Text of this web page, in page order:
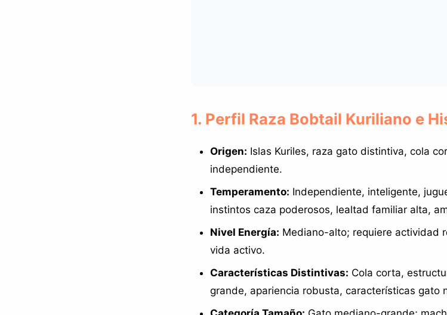
1. Perfil Raza Bobtail Kuriliano e
Origen: Islas Kuriles, raza gato distintiva, cola
independiente.
Temperamento: Independiente, inteligente,
instintos caza poderosos, lealtad familiar alta,
Nivel Energía: Mediano-alto; requiere actividad
vida activo.
Características Distintivas: Cola corta,
grande, apariencia robusta, características gato